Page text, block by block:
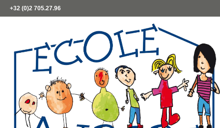
+32 (0)2 705.27.96